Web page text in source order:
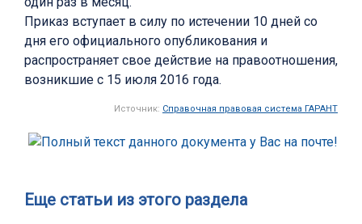
Приказ вступает в силу по истечении 10 дней со
дня его официального опубликования и
распространяет свое действие на правоотношения,
возникшие с 15 июля 2016 года.
Источник: Справочная правовая система ГАРАНТ
Еще статьи из этого раздела